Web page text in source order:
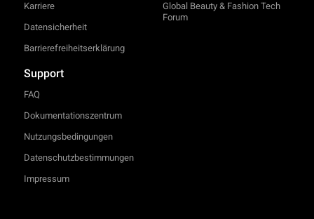
Karriere
Datensicherheit
Barrierefreiheitserklärung
Global Beauty & Fashion Tech
Forum
Support
FAQ
Dokumentationszentrum
Nutzungsbedingungen
Datenschutzbestimmungen
Impressum